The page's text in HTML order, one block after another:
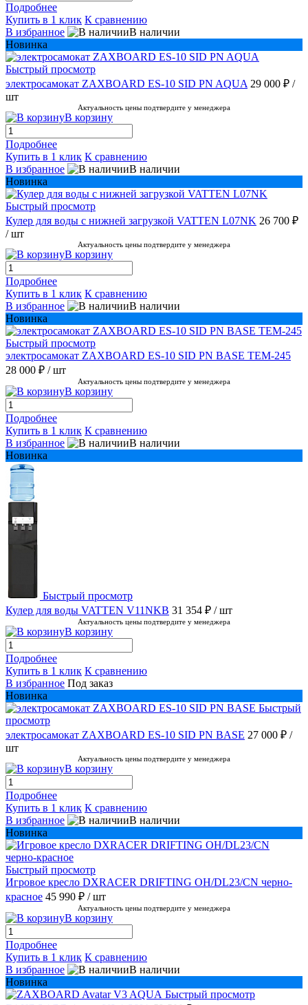
Подробнее
Купить в 1 клик К сравнению
В избранное
В наличии
Новинка
Быстрый просмотр
электросамокат ZAXBOARD ES-10 SID PN AQUA 29 000 ₽ /
шт
Актуальность цены подтвердите у менеджера
В корзину
Подробнее
Купить в 1 клик К сравнению
В избранное
В наличии
Новинка
Быстрый просмотр
Кулер для воды с нижней загрузкой VATTEN L07NK 26 700 ₽
/ шт
Актуальность цены подтвердите у менеджера
В корзину
Подробнее
Купить в 1 клик К сравнению
В избранное
В наличии
Новинка
Быстрый просмотр
электросамокат ZAXBOARD ES-10 SID PN BASE TEM-245
28 000 ₽ / шт
Актуальность цены подтвердите у менеджера
В корзину
Подробнее
Купить в 1 клик К сравнению
В избранное
В наличии
Новинка
Быстрый просмотр
Кулер для воды VATTEN V11NKB 31 354 ₽ / шт
Актуальность цены подтвердите у менеджера
В корзину
Подробнее
Купить в 1 клик К сравнению
В избранное Под заказ
Новинка
Быстрый
просмотр
электросамокат ZAXBOARD ES-10 SID PN BASE 27 000 ₽ /
шт
Актуальность цены подтвердите у менеджера
В корзину
Подробнее
Купить в 1 клик К сравнению
В избранное
В наличии
Новинка
Быстрый просмотр
Игровое кресло DXRACER DRIFTING OH/DL23/CN черно-
красное 45 990 ₽ / шт
Актуальность цены подтвердите у менеджера
В корзину
Подробнее
Купить в 1 клик К сравнению
В избранное
В наличии
Новинка
Быстрый просмотр